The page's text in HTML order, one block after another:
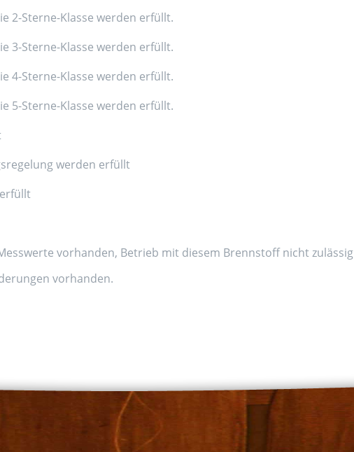
2-Sterne-Klasse werden erfüllt.
3-Sterne-Klasse werden erfüllt.
4-Sterne-Klasse werden erfüllt.
5-Sterne-Klasse werden erfüllt.
werden erfüllt
vorhanden, Betrieb mit diesem Brennstoff nicht zulässig
vorhanden.